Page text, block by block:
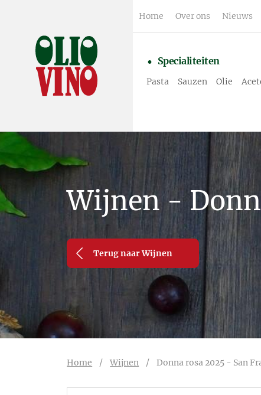
Home Over ons Nieuws
Specialiteiten
Pasta Sauzen Olie
Wijnen -
Terug naar Wijnen
Home /Wijnen /Donna rosa 2025 - San